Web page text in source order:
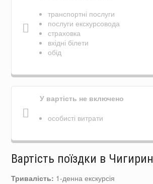
транспортні послуги
послуги екскурсовода
страховка
вхідні білети
обід
У вартість не включено
особисті витрати
Вартість поїздки в Чигирин
Тривалість: 1-денна екскурсія